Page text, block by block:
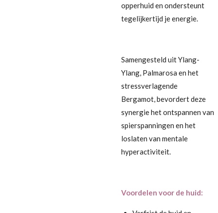
opperhuid en ondersteunt
tegelijkertijd je energie.
Samengesteld uit Ylang-
Ylang, Palmarosa en het
stressverlagende
Bergamot, bevordert deze
synergiehetontspannen van
spierspanningen en het
loslaten van mentale
hyperactiviteit.
Voordelen voor de huid: